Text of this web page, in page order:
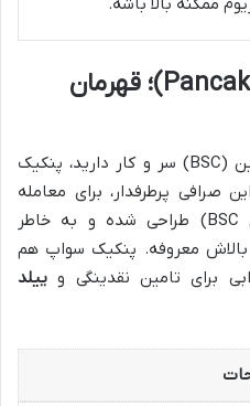
ممکنه بالا باشه.
پنکیک سواپ (PancakeSwap)؛ قهرمان
اگه با شبکه بایننس اسمارت چین (BSC) سر و کار دارید، پنکیک
پرطرفدار، برای معامله
توکن های BEP-20 (توکن های BSC) طراحی شده و به خاطر
معروفه. پنکیک سواپ هم
ییلد